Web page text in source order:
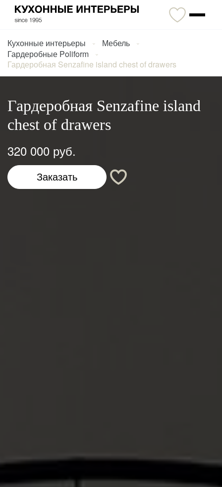
Кухонные интерьеры
Мебель
Гардеробные Poliform
Гардеробная Senzafine island chest of drawers
Гардеробная Senzafine island
chest of drawers
320 000 руб.
Заказать